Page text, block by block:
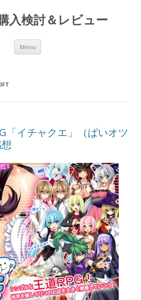
入検討＆レビュー
Menu Skip to content
「イチャクエ」（ぱいオツ